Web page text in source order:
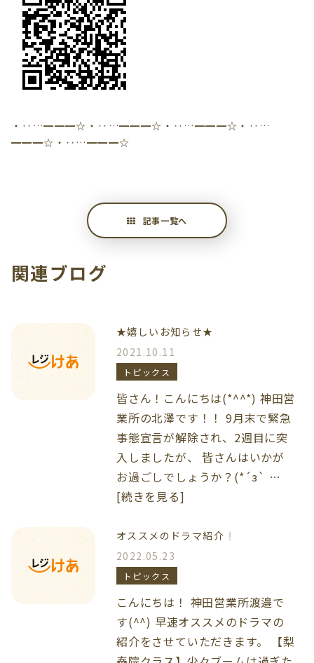
・‥…━━━☆・‥…━━━☆・‥…━━━☆・‥…
━━━☆・‥…━━━☆
記事一覧へ
関連ブログ
★嬉しいお知らせ★
2021.10.11
トピックス
皆さん！こんにちは(*^^*) 神田営
業所の北澤です！！ 9月末で緊急
事態宣言が解除され、2週目に突
入しましたが、 皆さんはいかが
お過ごしでしょうか？(*´з` …
[続きを見る]
オススメのドラマ紹介
2022.05.23
トピックス
こんにちは！ 神田営業所渡邉で
す(^^) 早速オススメのドラマの
紹介をさせていただきます。 【梨